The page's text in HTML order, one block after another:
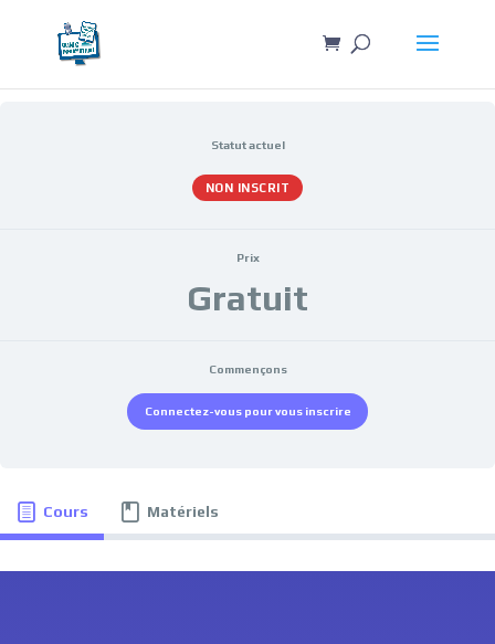
Statut actuel
NON INSCRIT
Prix
Gratuit
Commençons
Connectez-vous pour vous inscrire
Cours Matériels